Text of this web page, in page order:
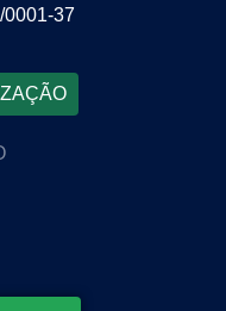
37